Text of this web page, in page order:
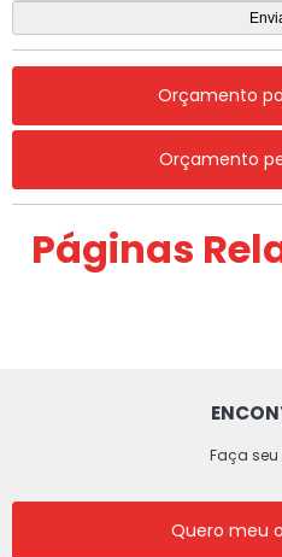
Orçamento
Orçamento
Páginas
Faça
Quero meu